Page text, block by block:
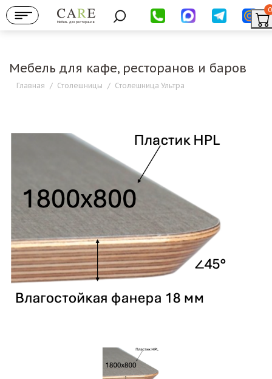
Мебель для ресторанов
0
Мебель для кафе, ресторанов и баров
Главная / Столешницы / Столешница Ультра